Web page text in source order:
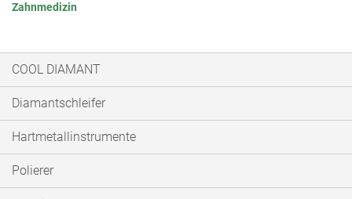
Zahnmedizin
COOL DIAMANT
Diamantschleifer
Hartmetallinstrumente
Polierer